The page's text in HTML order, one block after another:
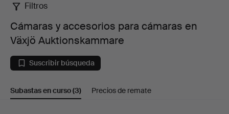
Cámaras
accesorios
para
Filtros
Cámaras y accesorios para cámaras en
Växjö Auktionskammare
Suscribir búsqueda
Subastas en curso(3) Precios de remate